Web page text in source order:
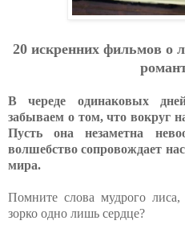
20 искренних фильмов о
В череде одинаковых
забываем о том, что вокруг
Пусть она незаметна
волшебство сопровождает
мира.
Помните слова мудрого
зорко одно лишь сердце?